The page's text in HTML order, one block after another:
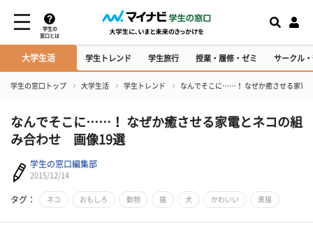
学生の
窓口とは
大学生活 学生トレンド 学生旅行 授業・履修・ゼミ サークル
学生の窓口トップ 大学生活 学生トレンド なんでそこに……！ なぜか癒させる家電
なんでそこに……！ なぜか癒させる家電とネコの組
み合わせ 画像19選
学生の窓口編集部
2015/12/14
タグ： ネコ おもしろ 動物 猫 犬 かわいい 黒猫